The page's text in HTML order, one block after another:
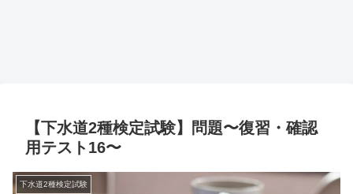
【下水道2種検定試験】問題〜復習・確認
用テスト16〜
下水道2種検定試験